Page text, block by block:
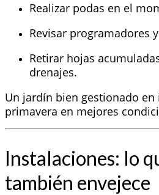
Realizar podas en el
Revisar programadores
Retirar hojas
drenajes.
Un jardín bien gestionado
primavera en mejores
Instalaciones: lo
también envejece